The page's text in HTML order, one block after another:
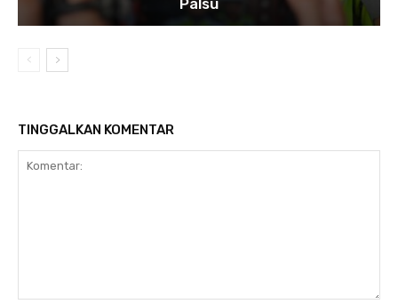
TINGGALKAN KOMENTAR